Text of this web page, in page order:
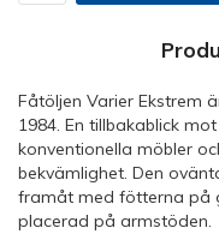
Fåtöljen Varier Ekstrem
1984. En tillbakablick
konventionella möbler
bekvämlighet. Den
framåt med fötterna på
placerad på armstöden.